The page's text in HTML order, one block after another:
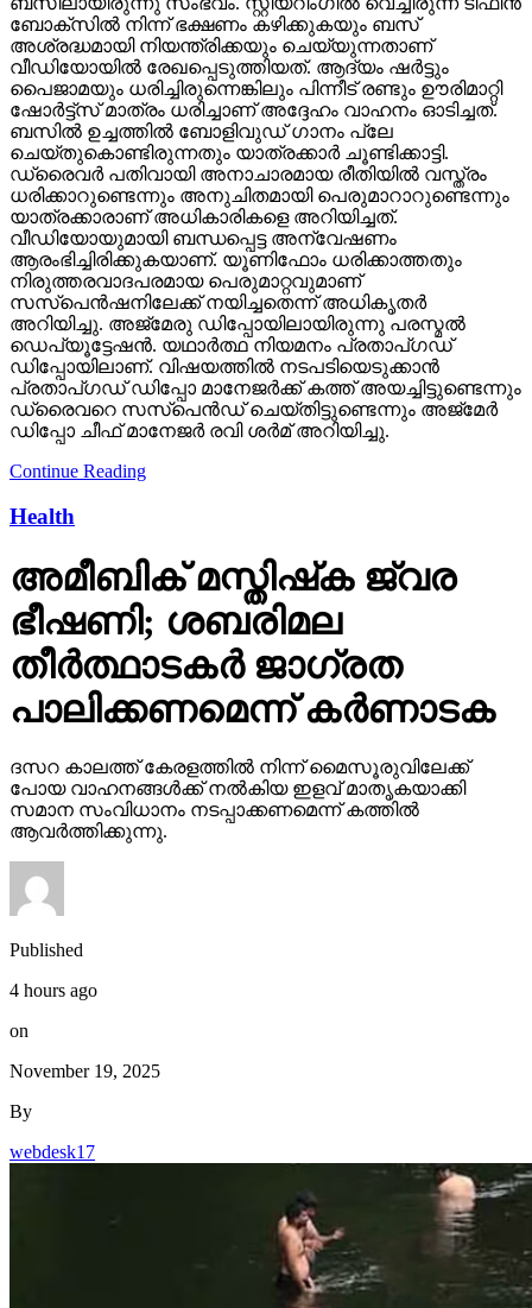
ബോക്‌സില്‍ നിന്ന് ഭക്ഷണം കഴിക്കുകയും ബസ്
അശ്രദ്ധമായി നിയന്ത്രിക്കയും ചെയ്യുന്നതാണ്
വീഡിയോയില്‍ രേഖപ്പെടുത്തിയത്. ആദ്യം ഷര്‍ട്ടും
പൈജാമയും ധരിച്ചിരുന്നെങ്കിലും പിന്നീട് രണ്ടും ഊരിമാറ്റി
ഷോര്‍ട്ട്‌സ് മാത്രം ധരിച്ചാണ് അദ്ദേഹം വാഹനം ഓടിച്ചത്.
ബസില്‍ ഉച്ചത്തില്‍ ബോളിവുഡ് ഗാനം പ്ലേ
ചെയ്തുകൊണ്ടിരുന്നതും യാത്രക്കാര്‍ ചൂണ്ടിക്കാട്ടി.
ഡ്രൈവര്‍ പതിവായി അനാചാരമായ രീതിയില്‍ വസ്ത്രം
ധരിക്കാറുണ്ടെന്നും അനുചിതമായി പെരുമാറാറുണ്ടെന്നും
യാത്രക്കാരാണ് അധികാരികളെ അറിയിച്ചത്.
വീഡിയോയുമായി ബന്ധപ്പെട്ട അന്വേഷണം
ആരംഭിച്ചിരിക്കുകയാണ്. യൂണിഫോം ധരിക്കാത്തതും
നിരുത്തരവാദപരമായ പെരുമാറ്റവുമാണ്
സസ്‌പെന്‍ഷനിലേക്ക് നയിച്ചതെന്ന് അധികൃതര്‍
അറിയിച്ചു. അജ്‌മേരു ഡിപ്പോയിലായിരുന്നു പരസ്മല്‍
ഡെപ്യൂട്ടേഷന്‍. യഥാര്‍ത്ഥ നിയമനം പ്രതാപ്ഗഡ്
ഡിപ്പോയിലാണ്. വിഷയത്തില്‍ നടപടിയെടുക്കാന്‍
പ്രതാപ്ഗഡ് ഡിപ്പോ മാനേജര്‍ക്ക് കത്ത് അയച്ചിട്ടുണ്ടെന്നും
ഡ്രൈവറെ സസ്‌പെന്‍ഡ് ചെയ്തിട്ടുണ്ടെന്നും അജ്‌മേര്‍
ഡിപ്പോ ചീഫ് മാനേജര്‍ രവി ശര്‍മ് അറിയിച്ചു.
Continue Reading
Health
അമീബിക് മസ്തിഷ്‌ക ജ്വര
ഭീഷണി; ശബരിമല
തീര്‍ത്ഥാടകര്‍ ജാഗ്രത
പാലിക്കണമെന്ന് കര്‍ണാടക
ദസറ കാലത്ത് കേരളത്തില്‍ നിന്ന് മൈസൂരുവിലേക്ക്
പോയ വാഹനങ്ങള്‍ക്ക് നല്‍കിയ ഇളവ് മാതൃകയാക്കി
സമാന സംവിധാനം നടപ്പാക്കണമെന്ന് കത്തില്‍
ആവര്‍ത്തിക്കുന്നു.
Published
4 hours ago
on
November 19, 2025
By
webdesk17